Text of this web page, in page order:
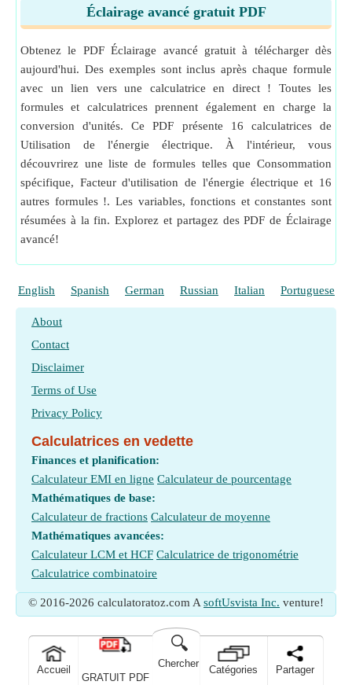
Angle réfracté (Degré)
ω Angle solide (Stéradian)
La mesure:Angle in Degré (°)
Angle Conversion d'unité
La mesure :Du pouvoirin Watt (W)
Du pouvoir Conversion d'unité
La mesure:Intensité lumineuse in Candéla (cd)
Intensité lumineuse Conversion d'unité
La mesure:Efficacité lumineusein Lumen par watt (l
m/W)
Efficacité lumineuse Conversion d'unité
La mesure
Éclairement
in Lux (lx), Candela Stéradia
Éclairement Conversion d'unité
La mesure:Flux lumineuxin Candela Steradian (cd*s
r), Lumen (lm)
La mesure
Zone Conversion d'unité
Éclairage avancé gratuit PDF
Obtenez le PDF Éclairage avancé gratuit à télécharger dès
aujourd'hui. Des exemples sont inclus après chaque formule
avec un lien vers une calculatrice en direct ! Toutes les
formules et calculatrices prennent également en charge la
conversion d'unités. Ce PDF présente 16 calculatrices de
Utilisation de l'énergie électrique. À l'intérieur, vous
découvrirez une liste de formules telles que Consommation
spécifique, Facteur d'utilisation de l'énergie électrique et 16
autres formules !. Les variables, fonctions et constantes sont
résumées à la fin. Explorez et partagez des PDF de Éclairage
avancé!
English Spanish German Russian Italian Portuguese
About
Contact
Disclaimer
Terms of Use
Privacy Policy
Calculatrices en vedette
Finances et planification:
Calculateur EMI en ligne Calculateur de pourcentage
Mathématiques de base:
Calculateur de fractions Calculateur de moyenne
Mathématiques avancées:
Calculateur LCM et HCF Calculatrice de trigonométrie
Calculatrice combinatoire
© 2016-2026 calculatoratoz.com A softUsvista Inc. venture!
Accueil
GRATUIT PDF
🔍
Chercher Catégories Partager